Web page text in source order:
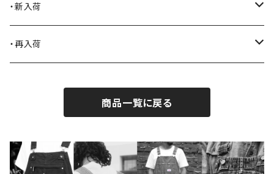
Blundstone
BLACK JACK BOOTS
BY ROBERT JAMES
CAMBER
食品
ライター
エプロン
・新入荷
2026.7.31
2026.7.6
・再入荷
2026.7.30
商品一覧に戻る